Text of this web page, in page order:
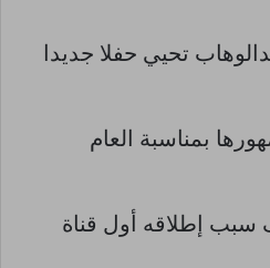
تحيي حفلا جديدا
بمناسبة العام
إطلاقه أول قناة